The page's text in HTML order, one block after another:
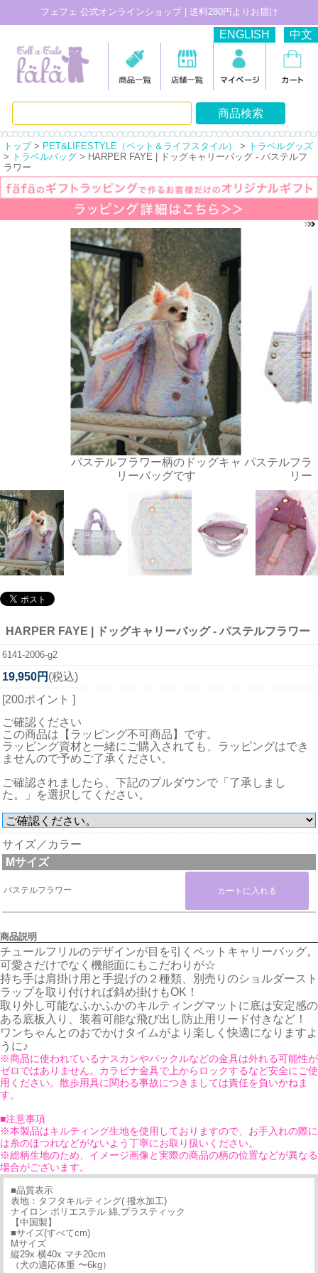
フェフェ 公式オンラインショップ | 送料280円よりお届け
ENGLISH 中文
トップ> PET&LIFESTYLE（ペット＆ライフスタイル） > トラベルグッズ
> トラベルバッグ > HARPER FAYE | ドッグキャリーバッグ - パステルフ
ラワー
パステルフラワー柄のドッグキャ
リーバッグです
パステルフラ
リー
HARPER FAYE | ドッグキャリーバッグ - パステルフラワー
6141-2006-g2
19,950円 (税込)
[200ポイント ]
ご確認ください
この商品は【ラッピング不可商品】です。
ラッピング資材と一緒にご購入されても、ラッピングはでき
ませんので予めご了承ください。
ご確認されましたら、下記のプルダウンで「了承しまし
た。」を選択してください。
サイズ／カラー
Mサイズ
パステルフラワー
商品説明
チュールフリルのデザインが目を引くペットキャリーバッグ。
可愛さだけでなく機能面にもこだわりが☆
持ち手は肩掛け用と手提げの２種類、別売りのショルダースト
ラップを取り付ければ斜め掛けもOK！
取り外し可能なふかふかのキルティングマットに底は安定感の
ある底板入り、装着可能な飛び出し防止用リード付きなど！
ワンちゃんとのおでかけタイムがより楽しく快適になりますよ
うに♪
※商品に使われているナスカンやバックルなどの金具は外れる可能性が
ゼロではありません。カラビナ金具で上からロックするなど安全にご使
用ください。散歩用具に関わる事故につきましては責任を負いかねま
す。
■注意事項
※本製品はキルティング生地を使用しておりますので、お手入れの際に
は糸のほつれなどがないよう丁寧にお取り扱いください。
※総柄生地のため、イメージ画像と実際の商品の柄の位置などが異なる
場合がございます。
■品質表示
表地：タフタキルティング( 撥水加工)
ナイロン ポリエステル 綿,プラスティック
【中国製】
■サイズ(すべてcm)
Mサイズ
縦29x 横40x マチ20cm
（犬の適応体重 〜6kg）